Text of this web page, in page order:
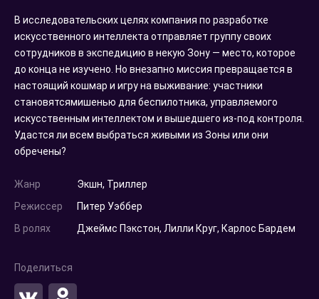
В исследовательских целях компания по разработке
искусственного интеллекта отправляет группу своих
сотрудников в экспедицию в некую Зону — место, которое
до конца не изучено. Но внезапно миссия превращается в
настоящий кошмар и игру на выживание: участники
становятсямишенью для беспилотника, управляемого
искусственным интеллектом и вышедшего из-под контроля.
Удастся ли всем выбраться живыми из Зоны или они
обречены?
Жанр Экшн, Триллер
Режиссер
Питер Уэббер
В ролях
Джеймс Пэкстон, Лилли Круг, Карлос Бардем
Поделиться